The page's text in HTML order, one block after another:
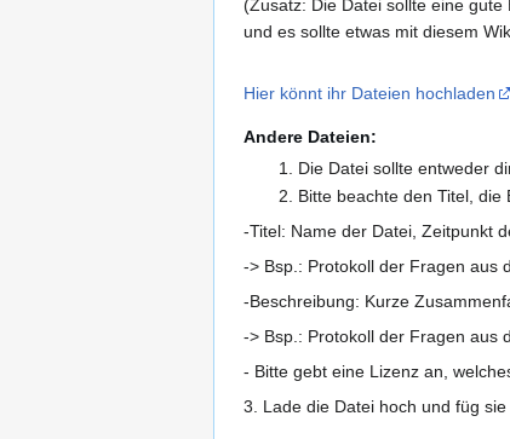
(Zusatz: Die Datei sollte eine
und es sollte etwas mit diesem
Hier könnt ihr Dateien hochladen
Andere Dateien:
Die Datei sollte entweder
Bitte beachte den Titel,
-Titel: Name der Datei, Zeitpunkt
-> Bsp.: Protokoll der Fragen aus
-Beschreibung: Kurze
-> Bsp.: Protokoll der Fragen aus
- Bitte gebt eine Lizenz an,
3. Lade die Datei hoch und füg